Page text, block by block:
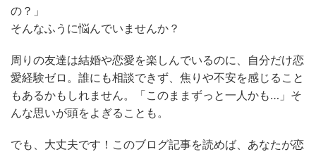
の？」
そんなふうに悩んでいませんか？
周りの友達は結婚や恋愛を楽しんでいるのに、自分だけ恋
愛経験ゼロ。誰にも相談できず、焦りや不安を感じること
もあるかもしれません。「このままずっと一人かも…」そ
んな思いが頭をよぎることも。
でも、大丈夫です！このブログ記事を読めば、あなたが恋